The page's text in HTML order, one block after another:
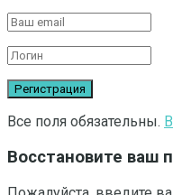
Все поля обязательны.
Восстановите ваш